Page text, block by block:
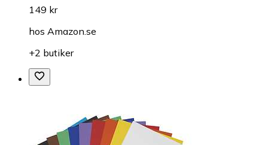
149 kr
hos Amazon.se
+2 butiker